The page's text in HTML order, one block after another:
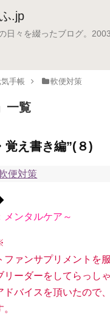
.jp
日々を綴ったブログ。
手帳 軟便対策
一覧
覚え書き編”(８)
便対策
メンタルケア～
ファンサプリメントを
リーダーをしてらっし
バイスを頂いたので